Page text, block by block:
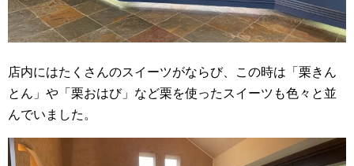
店内にはたくさんのスイーツがならび、この時は「栗きん
とん」や「栗おはび」など栗を使ったスイーツも色々と並
んでいました。